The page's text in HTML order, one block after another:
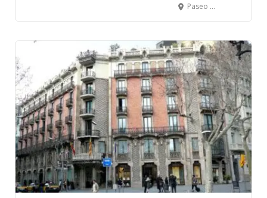
Paseo Lluís Companys - BARCELONA